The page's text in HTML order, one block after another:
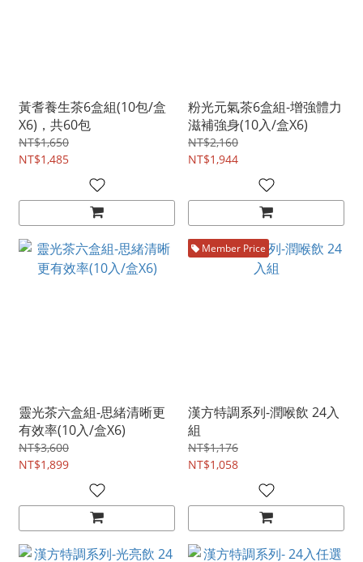
黃耆養生茶6盒組(10包/盒
X6)，共60包
NT$1,650
NT$1,485
粉光元氣茶6盒組-增強體力
滋補強身(10入/盒X6)
NT$2,160
NT$1,944
靈光茶六盒組-思緒清晰更
有效率(10入/盒X6)
NT$3,600
NT$1,899
Member Price
漢方特調系列-潤喉飲 24入
組
NT$1,176
NT$1,058